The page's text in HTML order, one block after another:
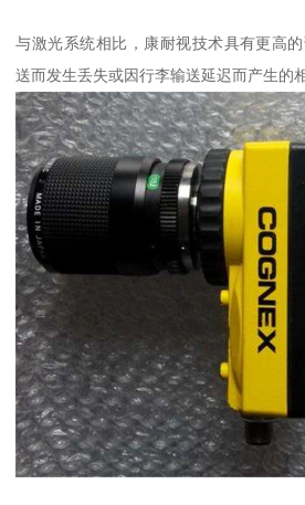
与激光系统相比，康耐视技术具有更高
送而发生丢失或因行李输送延迟而产生的